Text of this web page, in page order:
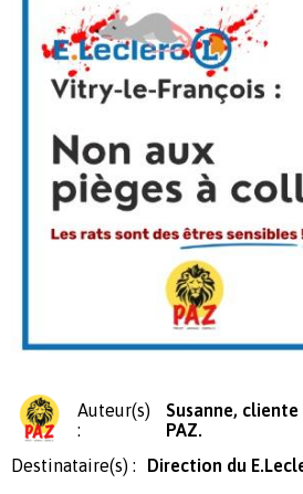
Auteur(s)
:
Susanne,
PAZ.
Destinataire(s) :
Direction du